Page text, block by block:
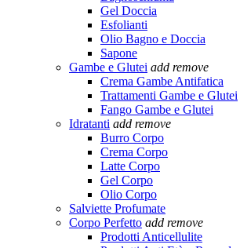
Gel Doccia
Esfolianti
Olio Bagno e Doccia
Sapone
Gambe e Glutei add remove
Crema Gambe Antifatica
Trattamenti Gambe e Glutei
Fango Gambe e Glutei
Idratanti add remove
Burro Corpo
Crema Corpo
Latte Corpo
Gel Corpo
Olio Corpo
Salviette Profumate
Corpo Perfetto add remove
Prodotti Anticellulite